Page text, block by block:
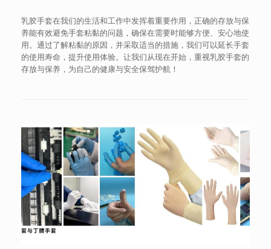
乳胶手套在我们的生活和工作中发挥着重要作用，正确的存放与保
养能有效避免手套粘黏的问题，确保在需要时能够方便、安心地使
用。通过了解粘黏的原因，并采取适当的措施，我们可以延长手套
的使用寿命，提升使用体验。让我们从现在开始，重视乳胶手套的
存放与保养，为自己的健康与安全保驾护航！